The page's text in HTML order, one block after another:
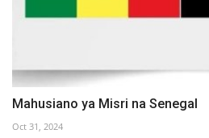
Mahusiano ya Misri na Senegal
Oct 31, 2024